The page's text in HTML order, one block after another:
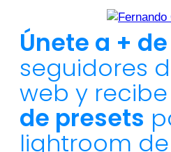
Únete a +
seguidores
web y
de presets
lightroom